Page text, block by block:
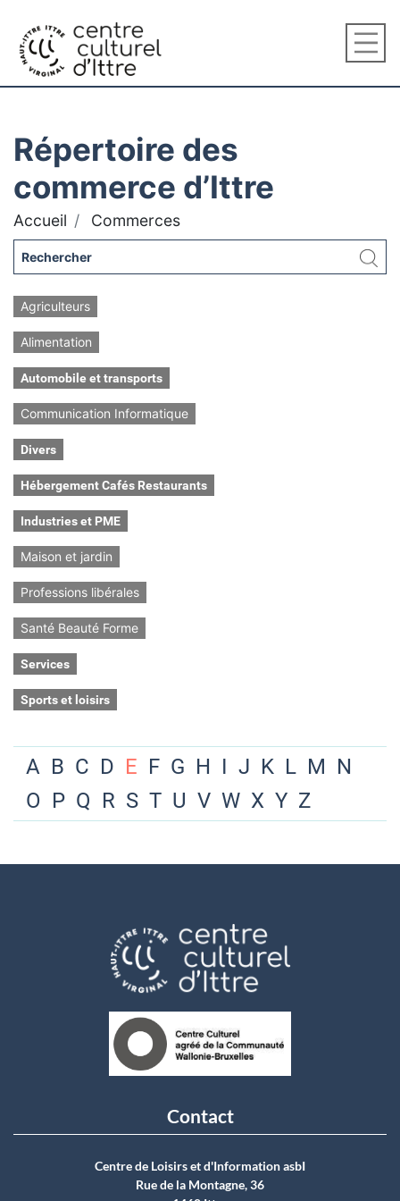
Répertoire des
commerce d’Ittre
Accueil Commerces
Agriculteurs
Alimentation
Automobile et transports
Communication Informatique
Divers
Hébergement Cafés Restaurants
Industries et PME
Maison et jardin
Professions libérales
Santé Beauté Forme
Services
Sports et loisirs
A B C D E F G H I J K L M N
O P Q R S T U V W X Y Z
Contact
Centre de Loisirs et d'Information asbI
Rue de la Montagne, 36